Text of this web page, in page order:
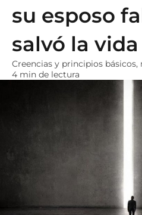
su esposo
salvó la vida
Creencias y principios básicos,
4 min de lectura